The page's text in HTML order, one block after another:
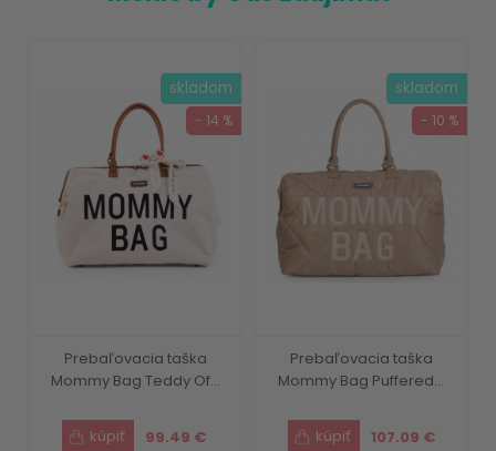
Prebaľovacia taška
Mommy Bag Teddy Of...
99.49 €
skladom
- 14 %
Prebaľovacia taška
Mommy Bag Puffered...
107.09 €
skladom
- 10 %